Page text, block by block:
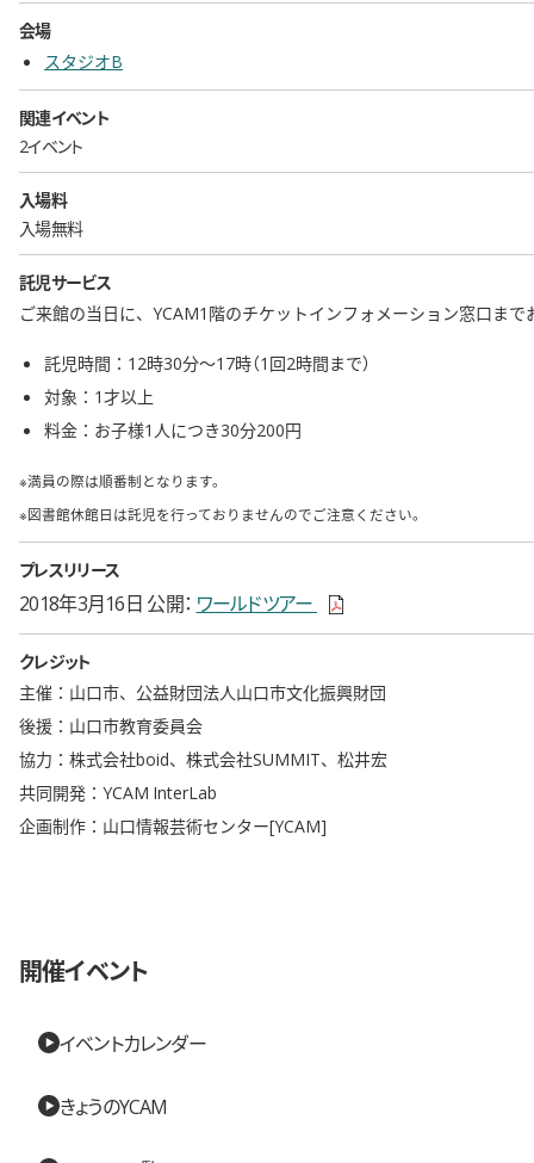
会場
スタジオB
関連イベント
2イベント
入場料
入場無料
託児サービス
ご来館の当日に、YCAM1階のチケットインフォメーション窓口ま
託児時間：12時30分〜17時（1回2時間まで）
対象：1才以上
料金：お子様1人につき30分200円
※満員の際は順番制となります。
※図書館休館日は託児を行っておりませんのでご注意ください。
プレスリリース
2018年3月16日 公開 ワールドツアー 新しいウィンドウで開きます
クレジット
主催：山口市、公益財団法人山口市文化振興財団
後援：山口市教育委員会
協力：株式会社boid、株式会社SUMMIT、松井宏
共同開発：YCAM InterLab
企画制作：山口情報芸術センター[YCAM]
開催イベント
イベントカレンダー
きょうのYCAM